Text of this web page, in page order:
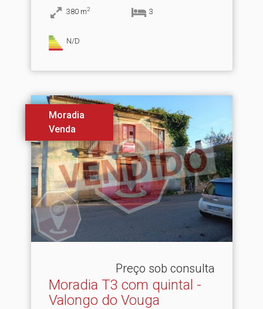
380 m2 3
N/D
Moradia
Venda
Preço sob consulta
Moradia T3 com quintal -
Valongo do Vouga